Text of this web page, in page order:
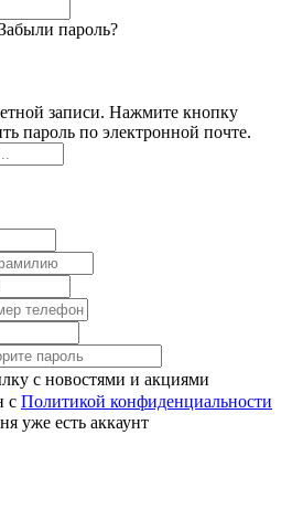
пароль?
записи. Нажмите кнопку
пароль по электронной почте.
с новостями и акциями
с Политикой конфиденциальности
уже есть аккаунт